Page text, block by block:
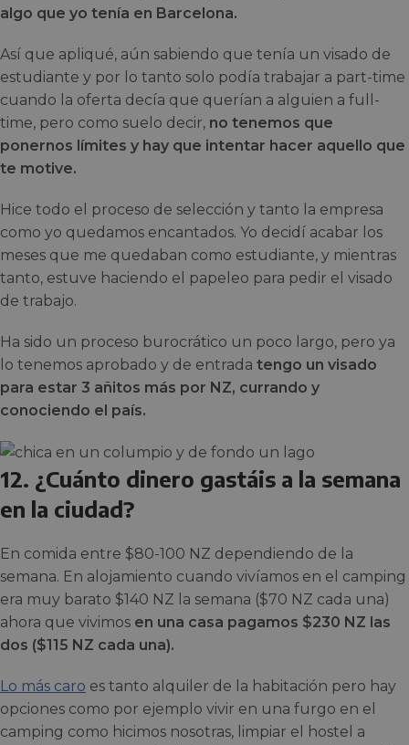
algo que yo tenía en Barcelona.
Así que apliqué, aún sabiendo que tenía un visado de
estudiante y por lo tanto solo podía trabajar a part-time
cuando la oferta decía que querían a alguien a full-
time, pero como suelo decir, no tenemos que
ponernos límites y hay que intentar hacer aquello que
te motive.
Hice todo el proceso de selección y tanto la empresa
como yo quedamos encantados. Yo decidí acabar los
meses que me quedaban como estudiante, y mientras
tanto, estuve haciendo el papeleo para pedir el visado
de trabajo.
Ha sido un proceso burocrático un poco largo, pero ya
lo tenemos aprobado y de entrada tengo un visado
para estar 3 añitos más por NZ, currando y
conociendo el país.
12. ¿Cuánto dinero gastáis a la semana
en la ciudad?
En comida entre $80-100 NZ dependiendo de la
semana. En alojamiento cuando vivíamos en el camping
era muy barato $140 NZ la semana ($70 NZ cada una)
ahora que vivimos en una casa pagamos $230 NZ las
dos ($115 NZ cada una).
Lo más caro es tanto alquiler de la habitación pero hay
opciones como por ejemplo vivir en una furgo en el
camping como hicimos nosotras, limpiar el hostel a